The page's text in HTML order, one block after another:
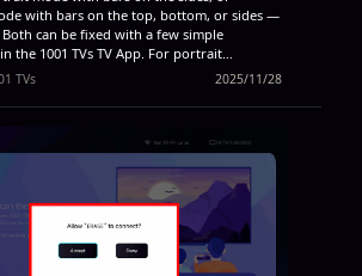
with bars on the top, bottom, or sides —
can be fixed with a few simple
the 1001 TVs TV App. For portrait
a dedicated setting to eliminate side
to set up vertical mirroring
For landscape mirroring, there's also a
reduce the black bars. Follow the steps
your content truly full screen and fully
Portrait Mirroring Step 1. On your TV,
TVs App and Go to “Setting”. Step 2. Select
mode”. Step 3. Simply select the mode
TVs 2025/11/28